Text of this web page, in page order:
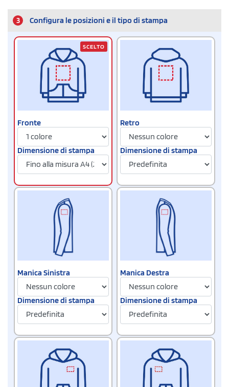
3 Configura le posizioni e il tipo di stampa
Fronte
Dimensione di stampa
SCELTO
Retro
Dimensione di stampa
Manica Sinistra
Dimensione di stampa
Manica Destra
Dimensione di stampa